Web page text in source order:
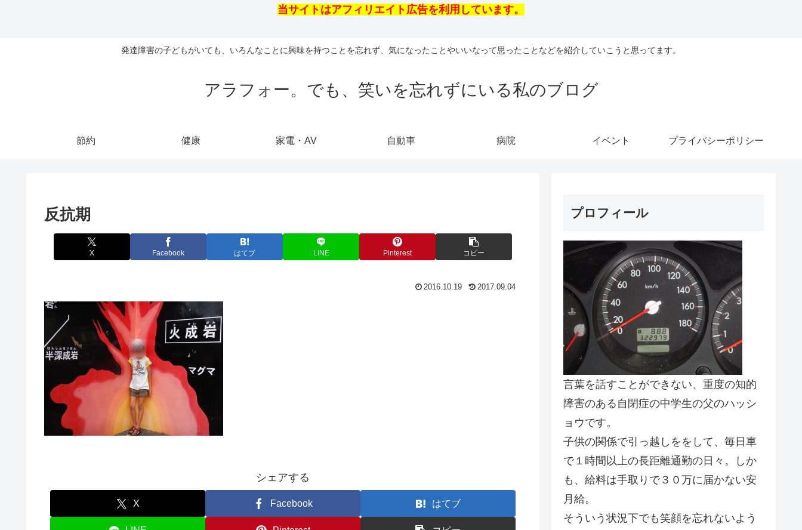
当サイトはアフィリエイト広告を利用しています。
発達障害の子どもがいても、いろんなことに興味を持つことを忘れず、気になったことやいいなって思ったことなどを紹介していこうと思ってます。
アラフォー。でも、笑いを忘れずにいる私のブログ
節約 健康 家電・AV 自動車 病院 イベント プライバシーポリシー
反抗期
X Facebook はてブ LINE Pinterest コピー
2016.10.19 2017.09.04
シェアする
X Facebook はてブ
プロフィール
言葉を話すことができない、重度の知的
障害のある自閉症の中学生の父のハッシ
ョウです。
子供の関係で引っ越しををして、毎日車
で１時間以上の長距離通勤の日々。しか
も、給料は手取りで３０万に届かない安
月給。
そういう状況下でも笑顔を忘れないよう